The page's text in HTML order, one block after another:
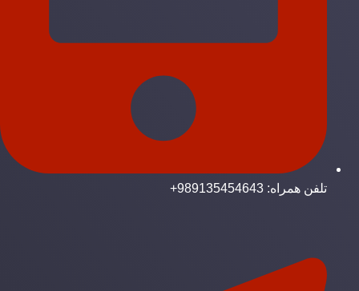
تلفن همراه: 989135454643+